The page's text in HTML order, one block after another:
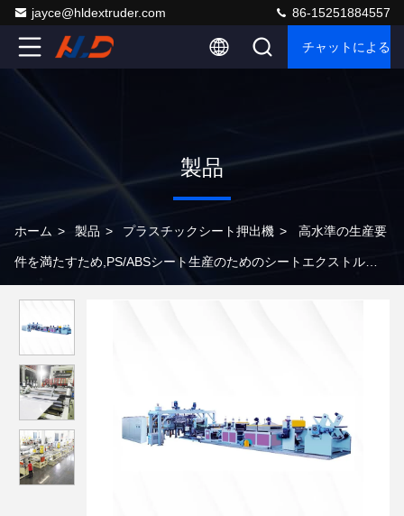
jayce@hldextruder.com 86-15251884557
チャットによる
製品
ホーム > 製品 > プラスチックシート押出機 > 高水準の生産要
件を満たすため,PS/ABSシート生産のためのシートエクストルー